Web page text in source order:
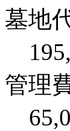
墓地
管理